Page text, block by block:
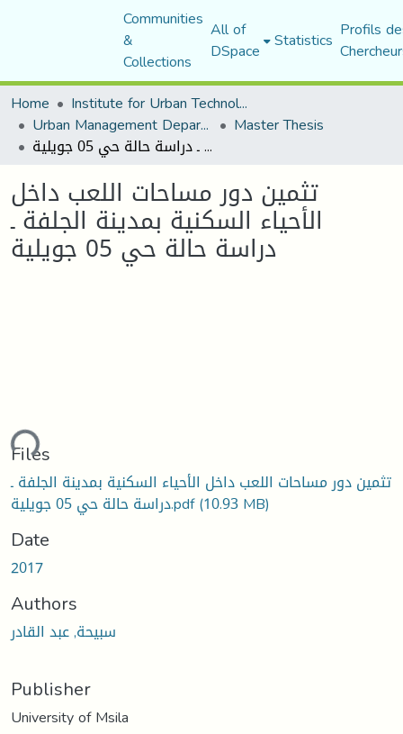
Communities
&
Collections
All of
DSpace Statistics Profils
Home
Institute for Urban Technology Management
Urban Management Department Master Thesis
تثمين دور مساحات اللعب داخل الأحياء السكنية بمدينة الجلفة ـ دراسة حالة حي 05 جويلية
تثمين دور مساحات اللعب داخل
الأحياء السكنية بمدينة الجلفة ـ
دراسة حالة حي 05 جويلية
Files
تثمين دور مساحات اللعب داخل الأحياء السكنية بمدينة الجلفة ـ
دراسة حالة حي 05 جويلية.pdf(10.93 MB)
Date
2017
Authors
سبيحة, عبد القادر
Publisher
University of Msila